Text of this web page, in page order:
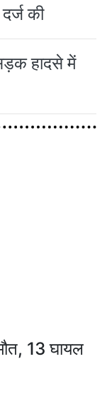
की
हादसे में
13 घायल